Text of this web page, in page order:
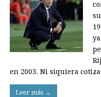
en 2003. Ni siquiera
Leer más →